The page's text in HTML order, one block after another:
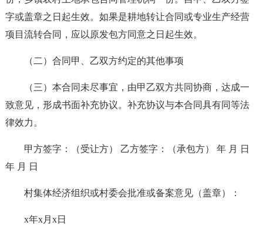
字或盖章之日起生效。如果是耕地转让合同或专业生产经营
项目流转合同，应以原发包方同意之日起生效。
（二）合同甲、乙双方约定的其他事项
（三）本合同未尽事宜，由甲乙双方共同协商，达成一
致意见，形成书面补充协议。补充协议与本合同具有同等法
律效力。
甲方签字：（受让方） 乙方签字：（承包方） 年 月 日
年 月 日
村集体经济组织或村委会批准或备案意见（盖章）：
x年x月x日